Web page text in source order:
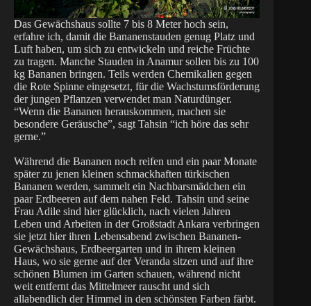
Das Gewächshaus sollte 7 bis 8 Meter hoch sein,
erfahre ich, damit die Bananenstauden genug Platz und
Luft haben, um sich zu entwickeln und reiche Früchte
zu tragen. Manche Stauden in Anamur sollen bis zu 100
kg Bananen bringen. Teils werden Chemikalien gegen
die Rote Spinne eingesetzt, für die Wachstumsförderung
der jungen Pflanzen verwendet man Naturdünger.
“Wenn die Bananen herauskommen, machen sie
besondere Geräusche”, sagt Tahsin “ich höre das sehr
gerne.”
Während die Bananen noch reifen und ein paar Monate
später zu jenen kleinen schmackhaften türkischen
Bananen werden, sammelt ein Nachbarsmädchen ein
paar Erdbeeren auf dem nahen Feld. Tahsin und seine
Frau Adile sind hier glücklich, nach vielen Jahren
Leben und Arbeiten in der Großstadt Ankara verbringen
sie jetzt hier ihren Lebensabend zwischen Bananen-
Gewächshaus, Erdbeergarten und in ihrem kleinen
Haus, wo sie gerne auf der Veranda sitzen und auf ihre
schönen Blumen im Garten schauen, während nicht
weit entfernt das Mittelmeer rauscht und sich
allabendlich der Himmel in den schönsten Farben färbt.